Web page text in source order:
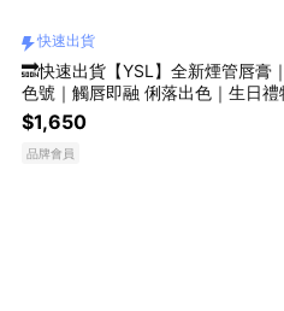
快速出貨
🔜快速出貨【YSL】全新煙管唇膏
色號｜觸唇即融 俐落出色｜生日禮
$1,650
品牌會員